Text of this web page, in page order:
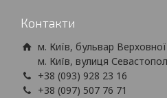
Контакти
м. Київ, бульвар
м. Київ, вулиця
+38 (093) 928 23 16
+38 (097) 507 76 71